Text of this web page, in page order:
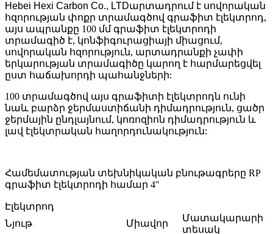
Hebei Hexi Carbon Co., LTDարտադրում է սովորական
հզորության փոքր տրամագծով գրաֆիտ էլեկտրոդ,
այս ապրանքը 100 մմ գրաֆիտ էլեկտրոդի
տրամագիծ է, կոնֆիգուրացիայի միացում,
սովորական հզորություն, արտադրանքի չափի
երկարության տրամագիծը կարող է հարմարեցվել
ըստ հաճախորդի պահանջների:
100 տրամագծով այս գրաֆիտի էլեկտրոդն ունի
նաև բարձր ջերմաստիճանի դիմադրություն, ցածր
ջերմային ընդլայնում, կոռոզիոն դիմադրություն և
լավ էլեկտրական հաղորդունակություն:
Համեմատության տեխնիկական բնութագրերը RP
գրաֆիտ էլեկտրոդի համար 4″
Էլեկտրոդ
Նյութ
Միավոր
Մատակարարի
տեսակ